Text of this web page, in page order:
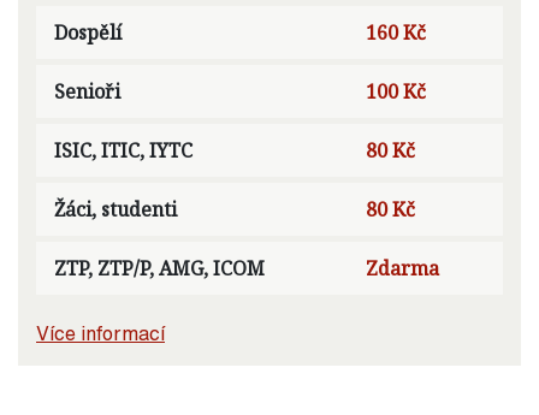
Dospělí 160 Kč
Senioři 100 Kč
ISIC, ITIC, IYTC 80 Kč
Žáci, studenti 80 Kč
ZTP, ZTP/P, AMG, ICOM Zdarma
Více informací